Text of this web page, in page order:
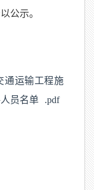
公示。
通运输工程施
员名单 .pdf